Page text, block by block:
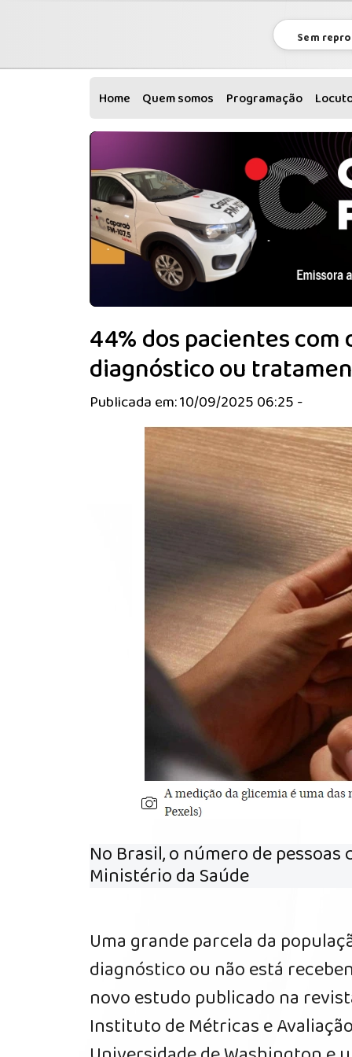
Sem
Home Quem somos Programação
44% dos pacientes
diagnóstico ou
Publicada em: 10/09/2025 06:25 -
No Brasil, o número de
Ministério da Saúde
Uma grande parcela da
diagnóstico ou não está
novo estudo publicado na
Instituto de Métricas e